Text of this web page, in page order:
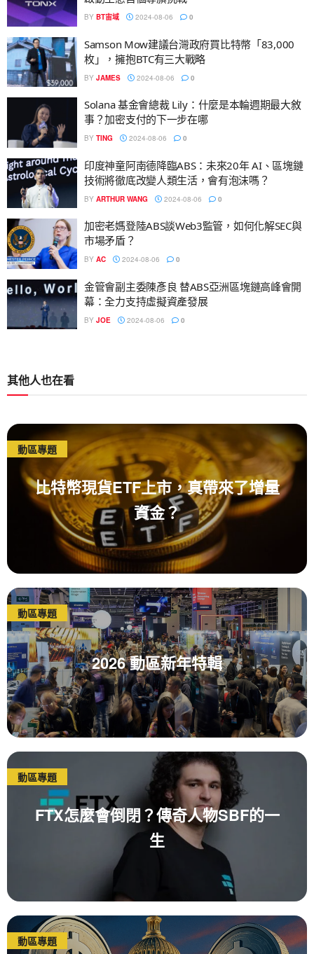
BY BT宙域 2024-08-06 0
Samson Mow建議台灣政府買比特幣「83,000
枚」，擁抱BTC有三大戰略
BY JAMES 2024-08-06 0
Solana 基金會總裁 Lily：什麼是本輪週期最大敘
事？加密支付的下一步在哪
BY TING 2024-08-06 0
印度神童阿南德降臨ABS：未來20年 AI、區塊鏈
技術將徹底改變人類生活，會有泡沫嗎？
BY ARTHUR WANG 2024-08-06 0
加密老媽登陸ABS談Web3監管，如何化解SEC與
市場矛盾？
BY AC 2024-08-06 0
金管會副主委陳彥良 替ABS亞洲區塊鏈高峰會開
幕：全力支持虛擬資產發展
BY JOE 2024-08-06 0
其他人也在看
動區專題
比特幣現貨ETF上市，真帶來了增量
資金？
動區專題
2026 動區新年特輯
動區專題
FTX怎麼會倒閉？傳奇人物SBF的一
生
動區專題